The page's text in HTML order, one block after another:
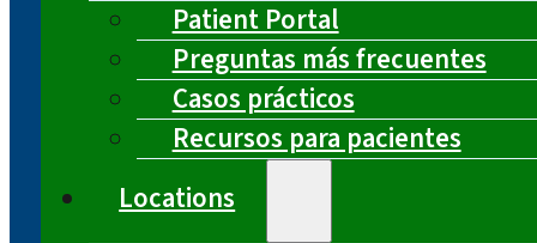
Patient Portal
Preguntas más frecuentes
Casos prácticos
Recursos para pacientes
Locations